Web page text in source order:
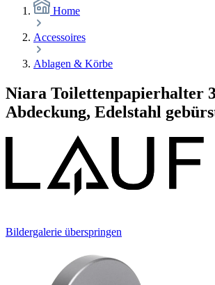
Home
Accessoires
Ablagen & Körbe
Niara Toilettenpapierhalter
Abdeckung, Edelstahl
Bildergalerie überspringen